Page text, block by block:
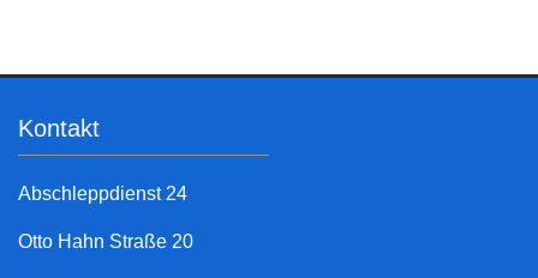
Kontakt
Abschleppdienst 24
Otto Hahn Straße 20